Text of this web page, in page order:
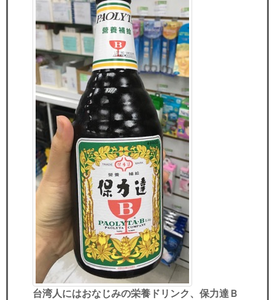
台湾人にはおなじみの栄養ドリンク、保力達Ｂ